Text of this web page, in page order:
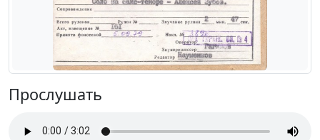
Прослушать